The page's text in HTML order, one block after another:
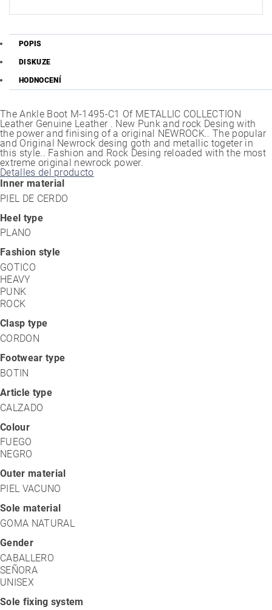
POPIS
DISKUZE
HODNOCENÍ
The Ankle Boot M-1495-C1 Of METALLIC COLLECTION
Leather Genuine Leather . New Punk and rock Desing with
the power and finising of a original NEWROCK.. The popular
and Original Newrock desing goth and metallic togeter in
this style.. Fashion and Rock Desing reloaded with the most
extreme original newrock power.
Detalles del producto
Inner material
PIEL DE CERDO
Heel type
PLANO
Fashion style
GOTICO
HEAVY
PUNK
ROCK
Clasp type
CORDON
Footwear type
BOTIN
Article type
CALZADO
Colour
FUEGO
NEGRO
Outer material
PIEL VACUNO
Sole material
GOMA NATURAL
Gender
CABALLERO
SEÑORA
UNISEX
Sole fixing system